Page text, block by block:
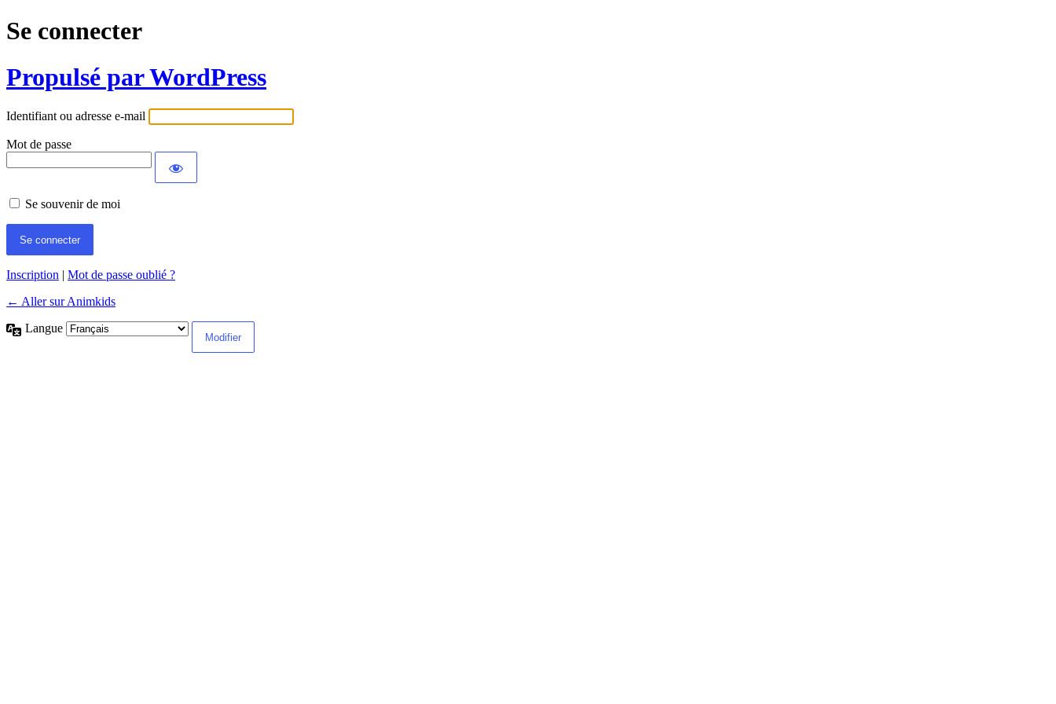
Se connecter
Propulsé par WordPress
Identifiant ou adresse e-mail
Mot de passe
Se souvenir de moi
Inscription | Mot de passe oublié ?
← Aller sur Animkids
Langue